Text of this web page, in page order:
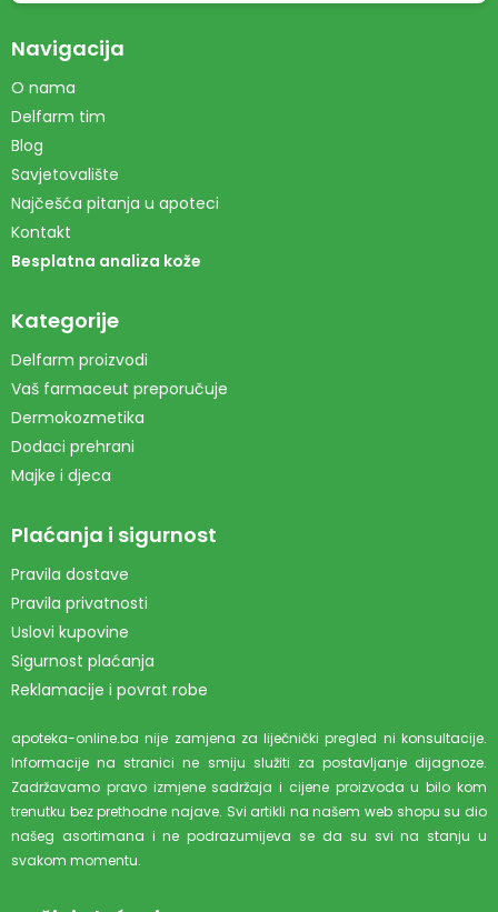
Navigacija
O nama
Delfarm tim
Blog
Savjetovalište
Najčešća pitanja u apoteci
Kontakt
Besplatna analiza kože
Kategorije
Delfarm proizvodi
Vaš farmaceut preporučuje
Dermokozmetika
Dodaci prehrani
Majke i djeca
Plaćanja i sigurnost
Pravila dostave
Pravila privatnosti
Uslovi kupovine
Sigurnost plaćanja
Reklamacije i povrat robe
apoteka-online.ba nije zamjena za liječnički pregled ni konsultacije.
Informacije na stranici ne smiju služiti za postavljanje dijagnoze.
Zadržavamo pravo izmjene sadržaja i cijene proizvoda u bilo kom
trenutku bez prethodne najave. Svi artikli na našem web shopu su dio
našeg asortimana i ne podrazumijeva se da su svi na stanju u
svakom momentu.